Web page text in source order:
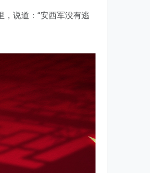
说道：“安西军没有逃